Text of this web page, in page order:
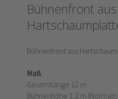
Bühnenfront aus
Bühnenfront aus
Maß
Gesamtlänge 12 m
Bühnenhöhe 1,2 m